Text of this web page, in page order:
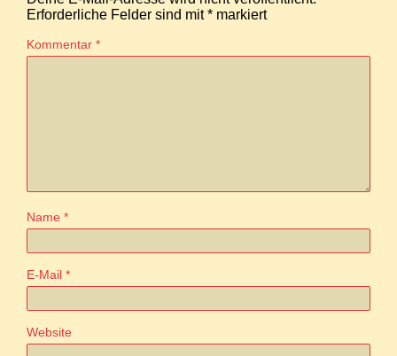
Erforderliche Felder sind mit* markiert
Kommentar *
Name *
E-Mail *
Website